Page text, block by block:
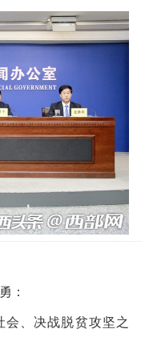
：
会、决战脱贫攻坚之